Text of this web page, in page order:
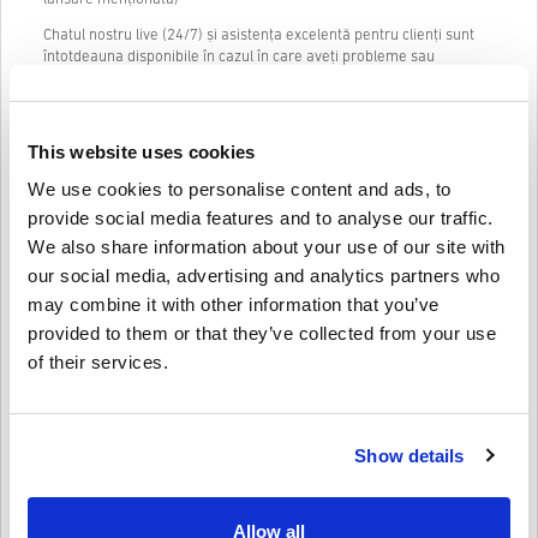
This website uses cookies
We use cookies to personalise content and ads, to
provide social media features and to analyse our traffic.
We also share information about your use of our site with
our social media, advertising and analytics partners who
may combine it with other information that you’ve
provided to them or that they’ve collected from your use
of their services.
Show details
Allow all
Chatul nostru live (24/7) și asistența excelentă pentru clienți sunt
întotdeauna disponibile în cazul în care aveți probleme sau
o adresă de e-mail și o metodă de plată validă, făcând astfel
procesul de cumpărare a AMAZON GIFT CARD 10 EUR DE pentru PC
de la livecards.net rapid și ușor.
Cum funcționează pe Livecards.net
Ești nou pe Livecards.net? Cumpărarea codurilor digitale este
rapidă și ușoară:
Disclaimer
lansare menționată, în timp ce articolele aflate în stoc vor fi
Achizițiile considerate a fi pentru uz comercial nu vor fi
Cumpărați doar un produs digital.
Pentru mai multe informații, vă rugăm să consultați
Leon